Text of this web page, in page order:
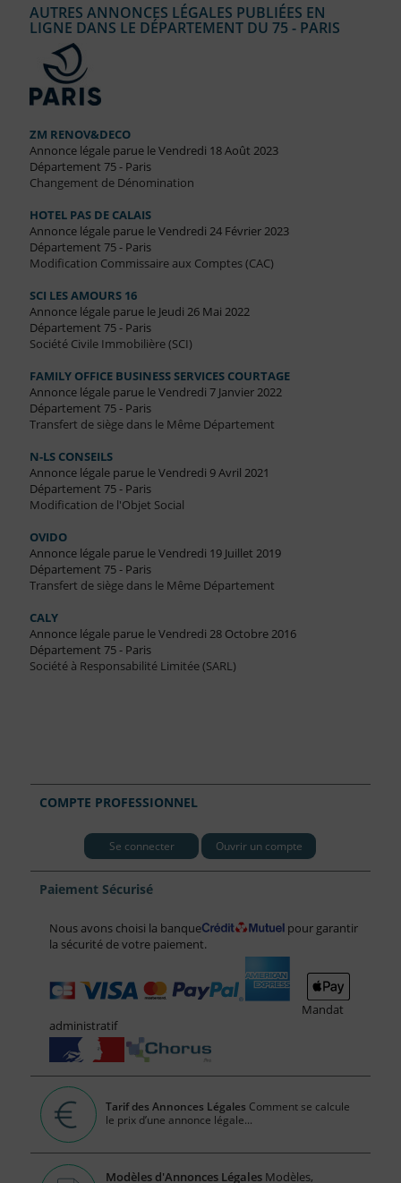
AUTRES ANNONCES LÉGALES PUBLIÉES EN
LIGNE DANS LE DÉPARTEMENT DU 75 - PARIS
ZM RENOV&DECO
Annonce légale parue le Vendredi 18 Août 2023
Département 75 - Paris
Changement de Dénomination
HOTEL PAS DE CALAIS
Annonce légale parue le Vendredi 24 Février 2023
Département 75 - Paris
Modification Commissaire aux Comptes (CAC)
SCI LES AMOURS 16
Annonce légale parue le Jeudi 26 Mai 2022
Département 75 - Paris
Société Civile Immobilière (SCI)
FAMILY OFFICE BUSINESS SERVICES COURTAGE
Annonce légale parue le Vendredi 7 Janvier 2022
Département 75 - Paris
Transfert de siège dans le Même Département
N-LS CONSEILS
Annonce légale parue le Vendredi 9 Avril 2021
Département 75 - Paris
Modification de l'Objet Social
OVIDO
Annonce légale parue le Vendredi 19 Juillet 2019
Département 75 - Paris
Transfert de siège dans le Même Département
CALY
Annonce légale parue le Vendredi 28 Octobre 2016
Département 75 - Paris
Société à Responsabilité Limitée (SARL)
COMPTE PROFESSIONNEL
Se connecter Ouvrir un compte
Paiement Sécurisé
Nous avons choisi la banque
pour garantir
la sécurité de votre paiement.
Mandat
administratif
Tarif des Annonces Légales Comment se calcule
le prix d’une annonce légale...
Modèles d'Annonces Légales Modèles,